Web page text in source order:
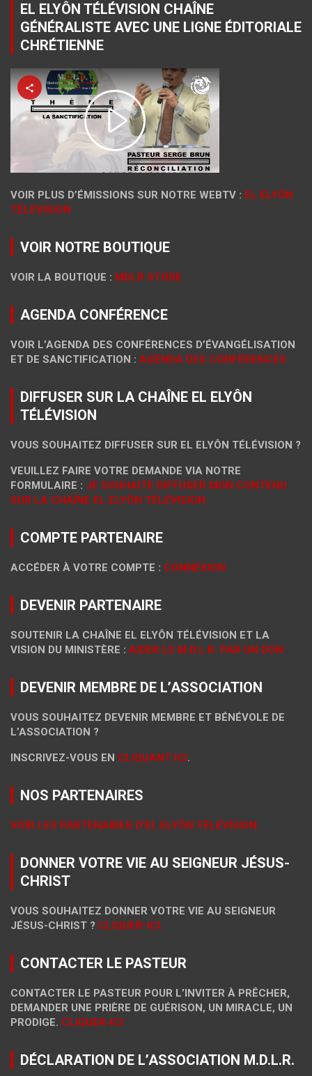
EL ELYÔN TÉLÉVISION CHAÎNE
GÉNÉRALISTE AVEC UNE LIGNE ÉDITORIALE
CHRÉTIENNE
VOIR PLUS D’ÉMISSIONS SUR NOTRE WEBTV : EL ELYÔN
TÉLÉVISION
VOIR NOTRE BOUTIQUE
VOIR LA BOUTIQUE : MDLR STORE
AGENDA CONFÉRENCE
VOIR L’AGENDA DES CONFÉRENCES D’ÉVANGÉLISATION
ET DE SANCTIFICATION : AGENDA DES CONFÉRENCES
DIFFUSER SUR LA CHAÎNE EL ELYÔN
TÉLÉVISION
VOUS SOUHAITEZ DIFFUSER SUR EL ELYÔN TÉLÉVISION ?
VEUILLEZ FAIRE VOTRE DEMANDE VIA NOTRE
FORMULAIRE : JE SOUHAITE DIFFUSER MON CONTENU
SUR LA CHAÎNE EL ELYÔN TÉLÉVISION
COMPTE PARTENAIRE
ACCÉDER À VOTRE COMPTE : CONNEXION
DEVENIR PARTENAIRE
SOUTENIR LA CHAÎNE EL ELYÔN TÉLÉVISION ET LA
VISION DU MINISTÈRE : AIDER LE M.D.L.R. PAR UN DON
DEVENIR MEMBRE DE L’ASSOCIATION
VOUS SOUHAITEZ DEVENIR MEMBRE ET BÉNÉVOLE DE
L’ASSOCIATION ?
INSCRIVEZ-VOUS EN CLIQUANT ICI.
NOS PARTENAIRES
VOIR LES PARTENAIRES D’EL ELYÔN TÉLÉVISION.
DONNER VOTRE VIE AU SEIGNEUR JÉSUS-
CHRIST
VOUS SOUHAITEZ DONNER VOTRE VIE AU SEIGNEUR
JÉSUS-CHRIST ? CLIQUER-ICI.
CONTACTER LE PASTEUR
CONTACTER LE PASTEUR POUR L’INVITER À PRÊCHER,
DEMANDER UNE PRIÈRE DE GUÉRISON, UN MIRACLE, UN
PRODIGE. CLIQUER-ICI
DÉCLARATION DE L’ASSOCIATION M.D.L.R.